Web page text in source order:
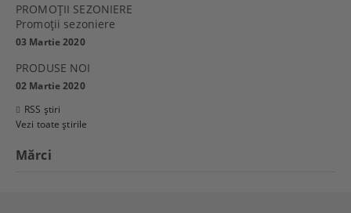
PROMOŢII SEZONIERE
Promoţii sezoniere
03 Martie 2020
PRODUSE NOI
02 Martie 2020
RSS știri
Vezi toate știrile
Mărci